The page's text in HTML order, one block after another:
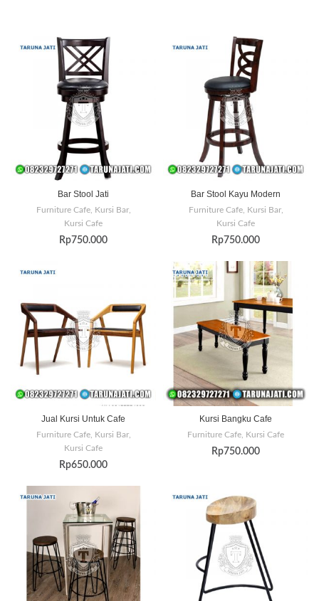
Bar Stool Jati
Furniture Cafe, Kursi Bar,
Kursi Cafe
Rp750.000
Bar Stool Kayu Modern
Furniture Cafe, Kursi Bar,
Kursi Cafe
Rp750.000
Jual Kursi Untuk Cafe
Furniture Cafe, Kursi Bar,
Kursi Cafe
Rp650.000
Kursi Bangku Cafe
Furniture Cafe Kursi Cafe
Rp750.000